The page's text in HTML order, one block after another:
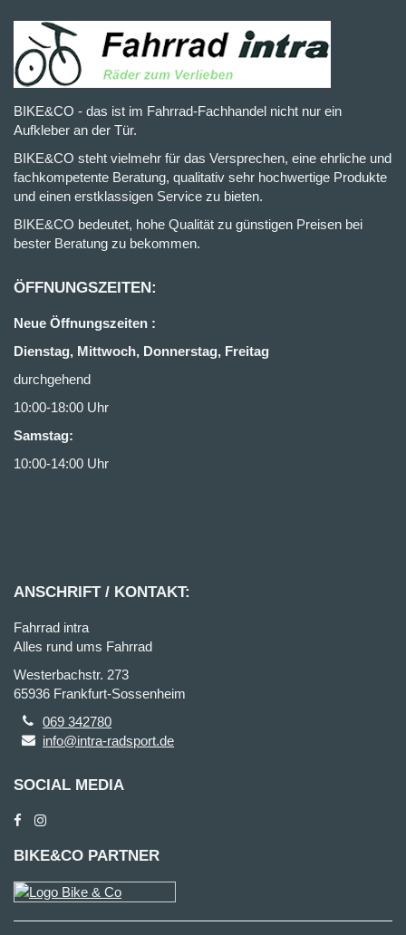
BIKE&CO - das ist im Fahrrad-Fachhandel nicht nur ein
Aufkleber an der Tür.
BIKE&CO steht vielmehr für das Versprechen, eine ehrliche und
fachkompetente Beratung, qualitativ sehr hochwertige Produkte
und einen erstklassigen Service zu bieten.
BIKE&CO bedeutet, hohe Qualität zu günstigen Preisen bei
bester Beratung zu bekommen.
ÖFFNUNGSZEITEN:
Neue Öffnungszeiten :
Dienstag, Mittwoch, Donnerstag, Freitag
durchgehend
10:00-18:00 Uhr
Samstag:
10:00-14:00 Uhr
ANSCHRIFT / KONTAKT:
Fahrrad intra
Alles rund ums Fahrrad
Westerbachstr. 273
65936 Frankfurt-Sossenheim
069 342780
info@intra-radsport.de
SOCIAL MEDIA
BIKE&CO PARTNER